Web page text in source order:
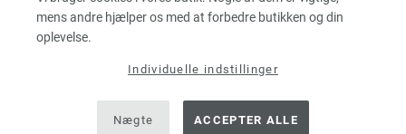
mens andre hjælper os med at forbedre butikken og din
oplevelse.
Individuelle indstillinger
Nægte ACCEPTER ALLE